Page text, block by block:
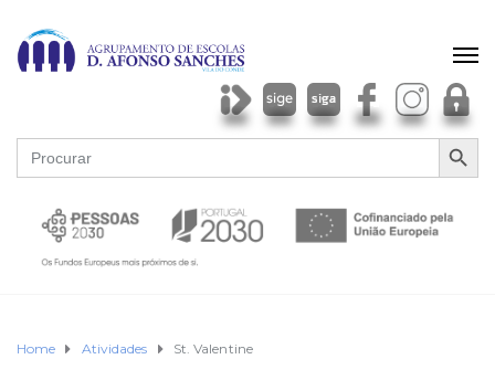
Search
for:
SEARCH
Home Atividades St. Valentine